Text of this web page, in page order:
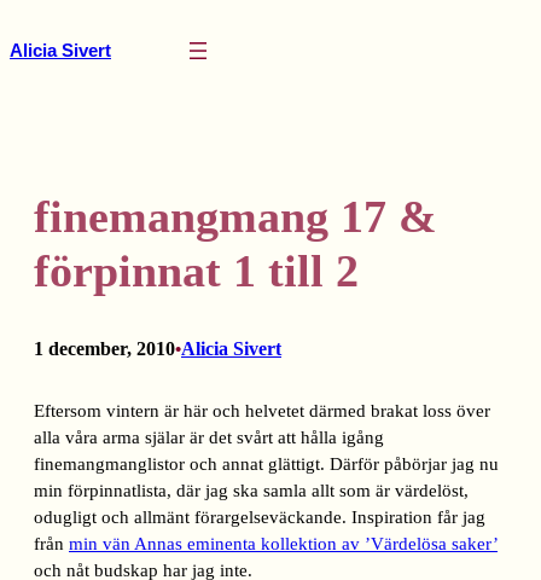
till
Alicia Sivert
finemangmang 17 &
förpinnat 1 till 2
1 december, 2010•Alicia Sivert
Eftersom vintern är här och helvetet därmed brakat loss över
alla våra arma själar är det svårt att hålla igång
finemangmanglistor och annat glättigt. Därför påbörjar jag nu
min förpinnatlista, där jag ska samla allt som är värdelöst,
odugligt och allmänt förargelseväckande. Inspiration får jag
från min vän Annas eminenta kollektion av ’Värdelösa saker’
och nåt budskap har jag inte.